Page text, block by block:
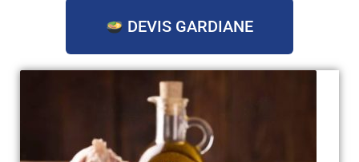
DEVIS GARDIANE